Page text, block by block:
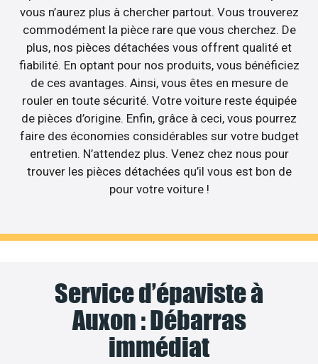
vous n’aurez plus à chercher partout. Vous trouverez
commodément la pièce rare que vous cherchez. De
plus, nos pièces détachées vous offrent qualité et
fiabilité. En optant pour nos produits, vous bénéficiez
de ces avantages. Ainsi, vous êtes en mesure de
rouler en toute sécurité. Votre voiture reste équipée
de pièces d’origine. Enfin, grâce à ceci, vous pourrez
faire des économies considérables sur votre budget
entretien. N’attendez plus. Venez chez nous pour
trouver les pièces détachées qu’il vous est bon de
pour votre voiture !
Service d’épaviste à
Auxon : Débarras
immédiat